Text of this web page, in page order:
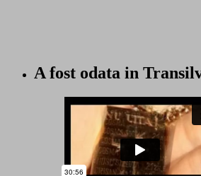
A fost odata in